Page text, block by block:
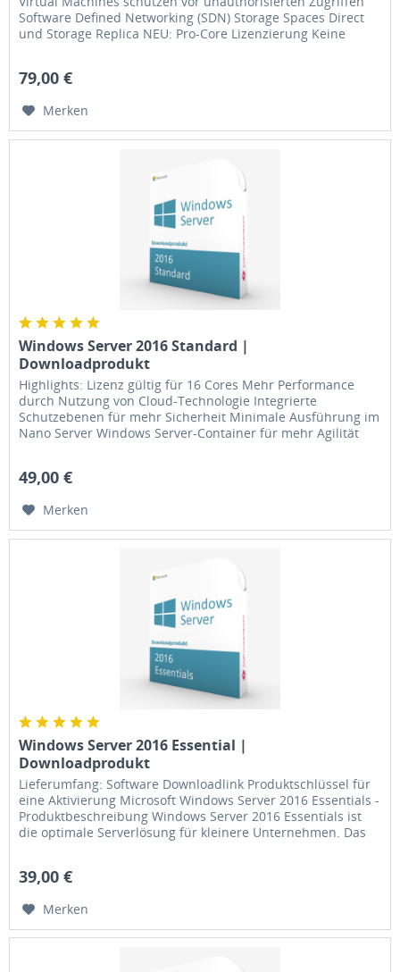
Software Defined Networking (SDN) Storage Spaces Direct
und Storage Replica NEU: Pro-Core Lizenzierung Keine
79,00 €
Merken
Windows Server 2016 Standard |
Downloadprodukt
Highlights: Lizenz gültig für 16 Cores Mehr Performance
durch Nutzung von Cloud-Technologie Integrierte
Schutzebenen für mehr Sicherheit Minimale Ausführung im
Nano Server Windows Server-Container für mehr Agilität
49,00 €
Merken
Windows Server 2016 Essential |
Downloadprodukt
Lieferumfang: Software Downloadlink Produktschlüssel für
eine Aktivierung Microsoft Windows Server 2016 Essentials -
Produktbeschreibung Windows Server 2016 Essentials ist
die optimale Serverlösung für kleinere Unternehmen. Das
39,00 €
Merken